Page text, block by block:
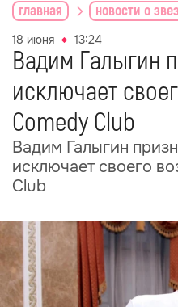
главная новости о
18 июня 13:24
Вадим Галыгин
исключает
Comedy Club
Вадим Галыгин
исключает своего
Club